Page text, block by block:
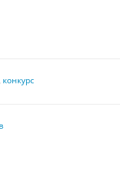
конкурс